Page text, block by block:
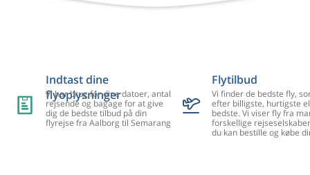
Indtast dine
flyoplysninger
Vi har brug for dine datoer, antal
rejsende og bagage for at give
dig de bedste tilbud på din
flyrejse fra Aalborg til Semarang
Flytilbud
Vi finder de bedste fly,
efter billigste, hurtigste
bedste. Vi viser fly fra
forskellige
du kan bestille og købe